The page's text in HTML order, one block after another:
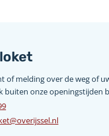
of melding over de weg of
buiten onze openingstijden